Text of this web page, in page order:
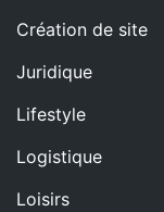
Création de site
Juridique
Lifestyle
Logistique
Loisirs